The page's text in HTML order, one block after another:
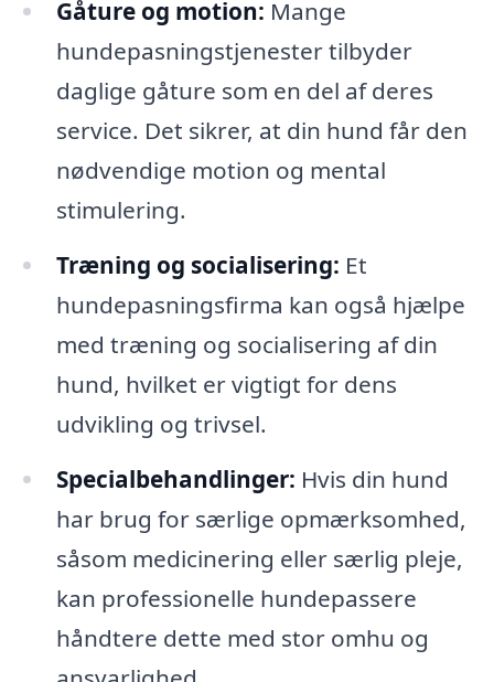
Gåture og motion: Mange
hundepasningstjenester tilbyder
daglige gåture som en del af deres
service. Det sikrer, at din hund får den
nødvendige motion og mental
stimulering.
Træning og socialisering: Et
hundepasningsfirma kan også hjælpe
med træning og socialisering af din
hund, hvilket er vigtigt for dens
udvikling og trivsel.
Specialbehandlinger: Hvis din hund
har brug for særlige opmærksomhed,
såsom medicinering eller særlig pleje,
kan professionelle hundepassere
håndtere dette med stor omhu og